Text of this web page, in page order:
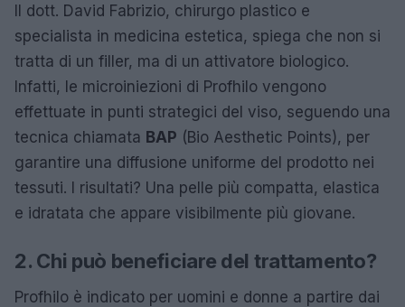
Il dott. David Fabrizio, chirurgo plastico e
specialista in medicina estetica, spiega che non si
tratta di un filler, ma di un attivatore biologico.
Infatti, le microiniezioni di Profhilo vengono
effettuate in punti strategici del viso, seguendo una
tecnica chiamata BAP (Bio Aesthetic Points), per
garantire una diffusione uniforme del prodotto nei
tessuti. I risultati? Una pelle più compatta, elastica
e idratata che appare visibilmente più giovane.
2. Chi può beneficiare del trattamento?
Profhilo è indicato per uomini e donne a partire dai